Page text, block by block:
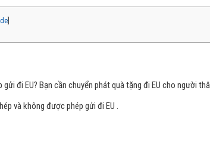
đi EU? Bạn cần chuyển phát quà tặng đi EU cho người
và không được phép gửi đi EU .